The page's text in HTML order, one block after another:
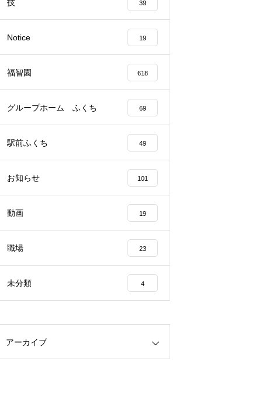
技 39
Notice 19
福智園 618
グループホーム ふくち 69
駅前ふくち 49
お知らせ 101
動画 19
職場 23
未分類 4
アーカイブ